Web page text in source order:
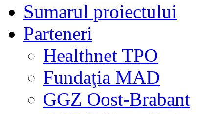
Sumarul proiectului
Parteneri
Healthnet TPO
Fundaţia MAD
GGZ Oost-Brabant